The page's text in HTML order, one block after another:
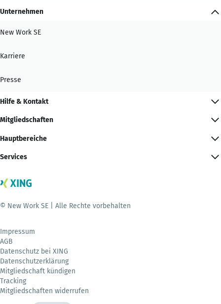
Unternehmen
New Work SE
Karriere
Presse
Hilfe & Kontakt
Mitgliedschaften
Hauptbereiche
Services
© New Work SE | Alle Rechte vorbehalten
Impressum
AGB
Datenschutz bei XING
Datenschutzerklärung
Mitgliedschaft kündigen
Tracking
Mitgliedschaften widerrufen